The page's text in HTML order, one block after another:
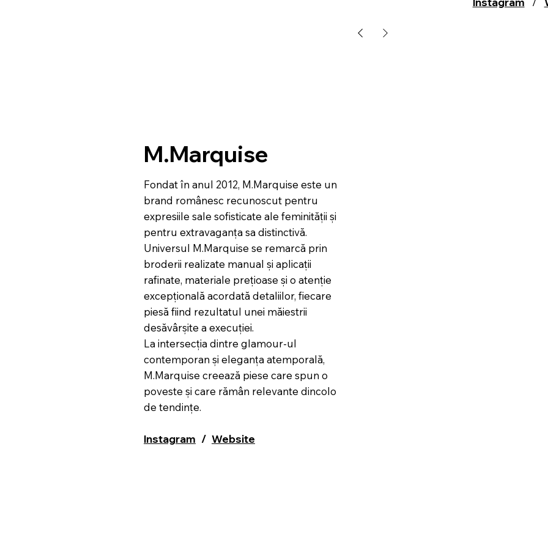
M.Marquise
Fondat în anul 2012, M.Marquise este un
brand românesc recunoscut pentru
expresiile sale sofisticate ale feminității și
pentru extravaganța sa distinctivă.
Universul M.Marquise se remarcă prin
broderii realizate manual și aplicații
rafinate, materiale prețioase și o atenție
excepțională acordată detaliilor, fiecare
piesă fiind rezultatul unei măiestrii
desăvârșite a execuției.
La intersecția dintre glamour-ul
contemporan și eleganța atemporală,
M.Marquise creează piese care spun o
poveste și care rămân relevante dincolo
de tendințe.
Instagram / Website